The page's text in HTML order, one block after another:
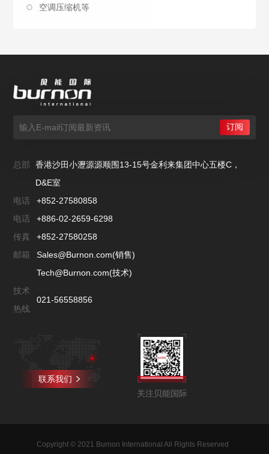
空调压缩机等
总部
香港沙田小瀝源源顺围13-15号金利来集团中心五楼C，
D&E室
电话
+852-27580858
电话
+886-02-2659-6298
传真
+852-27580258
邮箱
Sales@Burnon.com(销售)
Tech@Burnon.com(技术)
技术
热线
021-56558856
联系我们
关注贝能国际
Copyright © 2021 Burnon International All Rights Reserved